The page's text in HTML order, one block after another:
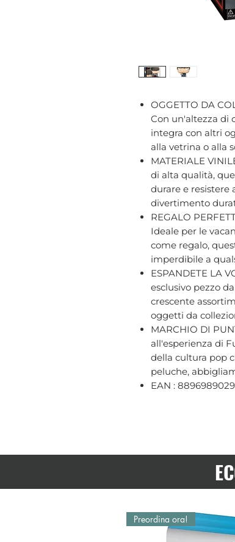
OGGETTO DA
Con un'altezza di
integra con altri
alla vetrina o alla
MATERIALE
di alta qualità,
durare e resistere
divertimento
REGALO
Ideale per le
come regalo,
imperdibile a
ESPANDETE LA
esclusivo pezzo
crescente
oggetti da
MARCHIO DI
all'esperienza di
della cultura pop
peluche,
EAN :
Preordina ora!